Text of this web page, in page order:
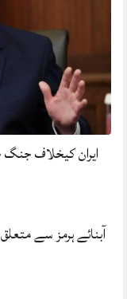
ایران کیخلاف جنگ
آبنائے ہرمز سے